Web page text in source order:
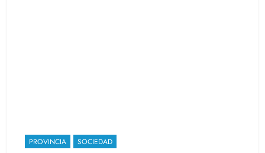
PROVINCIA SOCIEDAD